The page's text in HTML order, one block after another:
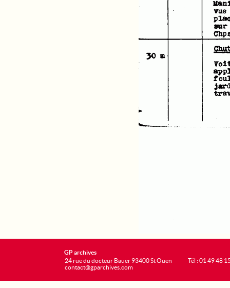
GP archives
24 rue du docteur Bauer 93400 St Ouen
contact@gparchives.com
Tél : 01 49 48